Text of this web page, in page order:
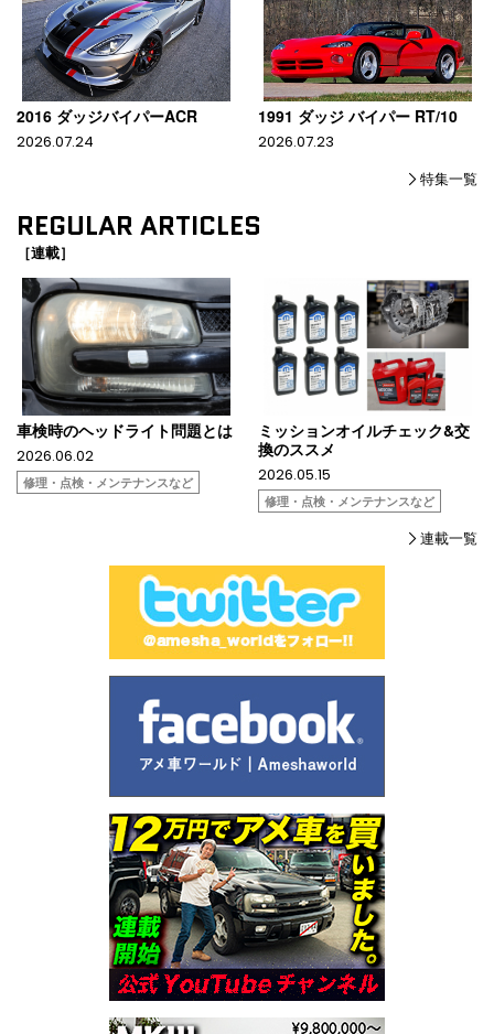
2016 ダッジバイパーACR
2026.07.24
1991 ダッジ バイパー RT/10
2026.07.23
特集一覧
REGULAR ARTICLES
［連載］
車検時のヘッドライト問題とは
2026.06.02
修理・点検・メンテナンスなど
ミッションオイルチェック&交
換のススメ
2026.05.15
修理・点検・メンテナンスなど
連載一覧